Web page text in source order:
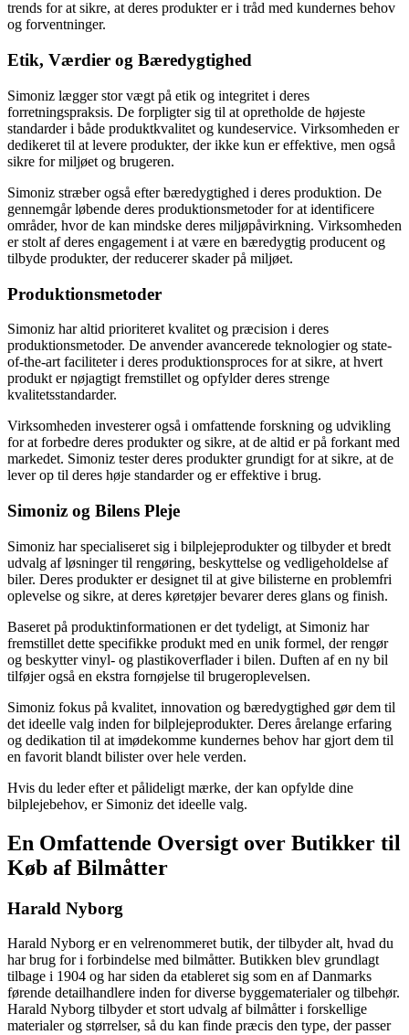
trends for at sikre, at deres produkter er i tråd med kundernes behov
og forventninger.
Etik, Værdier og Bæredygtighed
Simoniz lægger stor vægt på etik og integritet i deres
forretningspraksis. De forpligter sig til at opretholde de højeste
standarder i både produktkvalitet og kundeservice. Virksomheden er
dedikeret til at levere produkter, der ikke kun er effektive, men også
sikre for miljøet og brugeren.
Simoniz stræber også efter bæredygtighed i deres produktion. De
gennemgår løbende deres produktionsmetoder for at identificere
områder, hvor de kan mindske deres miljøpåvirkning. Virksomheden
er stolt af deres engagement i at være en bæredygtig producent og
tilbyde produkter, der reducerer skader på miljøet.
Produktionsmetoder
Simoniz har altid prioriteret kvalitet og præcision i deres
produktionsmetoder. De anvender avancerede teknologier og state-
of-the-art faciliteter i deres produktionsproces for at sikre, at hvert
produkt er nøjagtigt fremstillet og opfylder deres strenge
kvalitetsstandarder.
Virksomheden investerer også i omfattende forskning og udvikling
for at forbedre deres produkter og sikre, at de altid er på forkant med
markedet. Simoniz tester deres produkter grundigt for at sikre, at de
lever op til deres høje standarder og er effektive i brug.
Simoniz og Bilens Pleje
Simoniz har specialiseret sig i bilplejeprodukter og tilbyder et bredt
udvalg af løsninger til rengøring, beskyttelse og vedligeholdelse af
biler. Deres produkter er designet til at give bilisterne en problemfri
oplevelse og sikre, at deres køretøjer bevarer deres glans og finish.
Baseret på produktinformationen er det tydeligt, at Simoniz har
fremstillet dette specifikke produkt med en unik formel, der rengør
og beskytter vinyl- og plastikoverflader i bilen. Duften af en ny bil
tilføjer også en ekstra fornøjelse til brugeroplevelsen.
Simoniz fokus på kvalitet, innovation og bæredygtighed gør dem til
det ideelle valg inden for bilplejeprodukter. Deres årelange erfaring
og dedikation til at imødekomme kundernes behov har gjort dem til
en favorit blandt bilister over hele verden.
Hvis du leder efter et pålideligt mærke, der kan opfylde dine
bilplejebehov, er Simoniz det ideelle valg.
En Omfattende Oversigt over Butikker til
Køb af Bilmåtter
Harald Nyborg
Harald Nyborg er en velrenommeret butik, der tilbyder alt, hvad du
har brug for i forbindelse med bilmåtter. Butikken blev grundlagt
tilbage i 1904 og har siden da etableret sig som en af Danmarks
førende detailhandlere inden for diverse byggematerialer og tilbehør.
Harald Nyborg tilbyder et stort udvalg af bilmåtter i forskellige
materialer og størrelser, så du kan finde præcis den type, der passer